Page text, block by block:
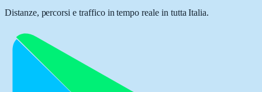
Distanze, percorsi e traffico in tempo reale in tutta Italia.